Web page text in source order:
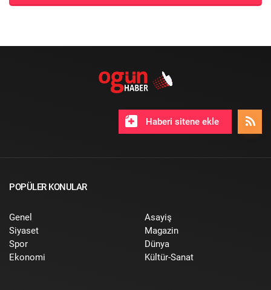
Haberi sitene ekle
POPÜLER KONULAR
Genel
Siyaset
Spor
Ekonomi
Asayiş
Magazin
Dünya
Kültür-Sanat